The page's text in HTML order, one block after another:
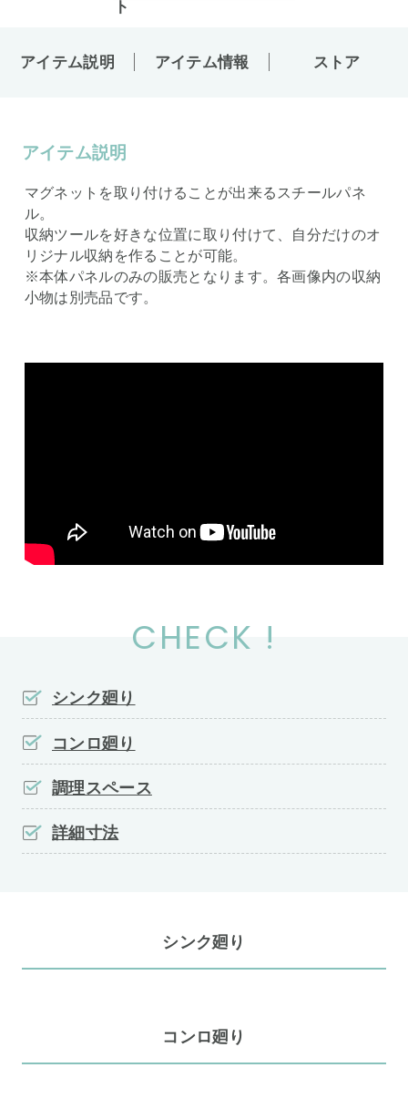
アイテム説明 アイテム情報 ストア
アイテム説明
マグネットを取り付けることが出来るスチールパネ
ル。
収納ツールを好きな位置に取り付けて、自分だけのオ
リジナル収納を作ることが可能。
※本体パネルのみの販売となります。各画像内の収納
小物は別売品です。
CHECK !
シンク廻り
コンロ廻り
調理スペース
詳細寸法
シンク廻り
コンロ廻り